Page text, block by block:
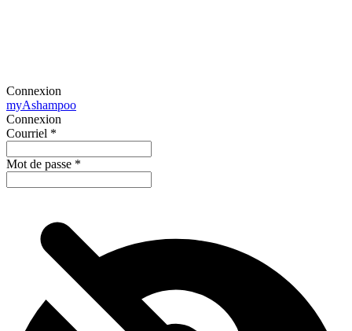
Connexion
myAshampoo
Connexion
Courriel *
Mot de passe *